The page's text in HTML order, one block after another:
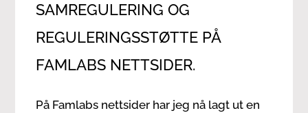
SAMREGULERING OG
REGULERINGSSTØTTE PÅ
FAMLABS NETTSIDER.
På Famlabs nettsider har jeg nå lagt ut en